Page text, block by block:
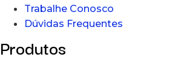
Trabalhe Conosco
Dúvidas Frequentes
Produtos